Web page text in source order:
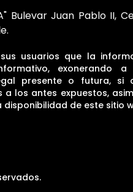
Bulevar Juan Pablo II,
usuarios que la
exonerando a
presente o futura, si
los antes expuestos,
de este sitio